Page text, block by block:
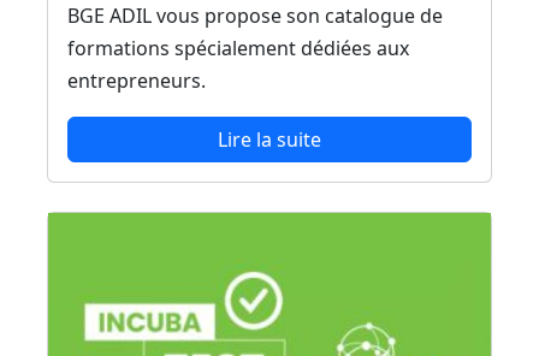
BGE ADIL vous propose son catalogue de
formations spécialement dédiées aux
entrepreneurs.
Lire la suite